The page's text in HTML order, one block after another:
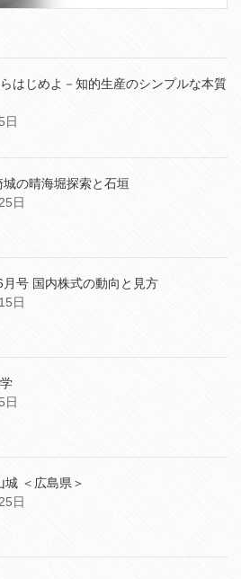
はじめよ－知的生産のシンプルな本質
日
の晴海堀探索と石垣
日
号 国内株式の動向と見方
日
日
城 ＜広島県＞
日